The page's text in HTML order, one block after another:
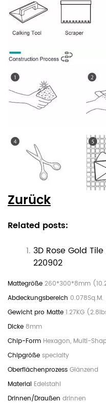
Zurück
Related posts:
3D Rose Gold
220902
260*300*8mm
1.27KG
8mm
Hexagon, Multi-
specialty
Glänzend
Edelstahl
drinnen